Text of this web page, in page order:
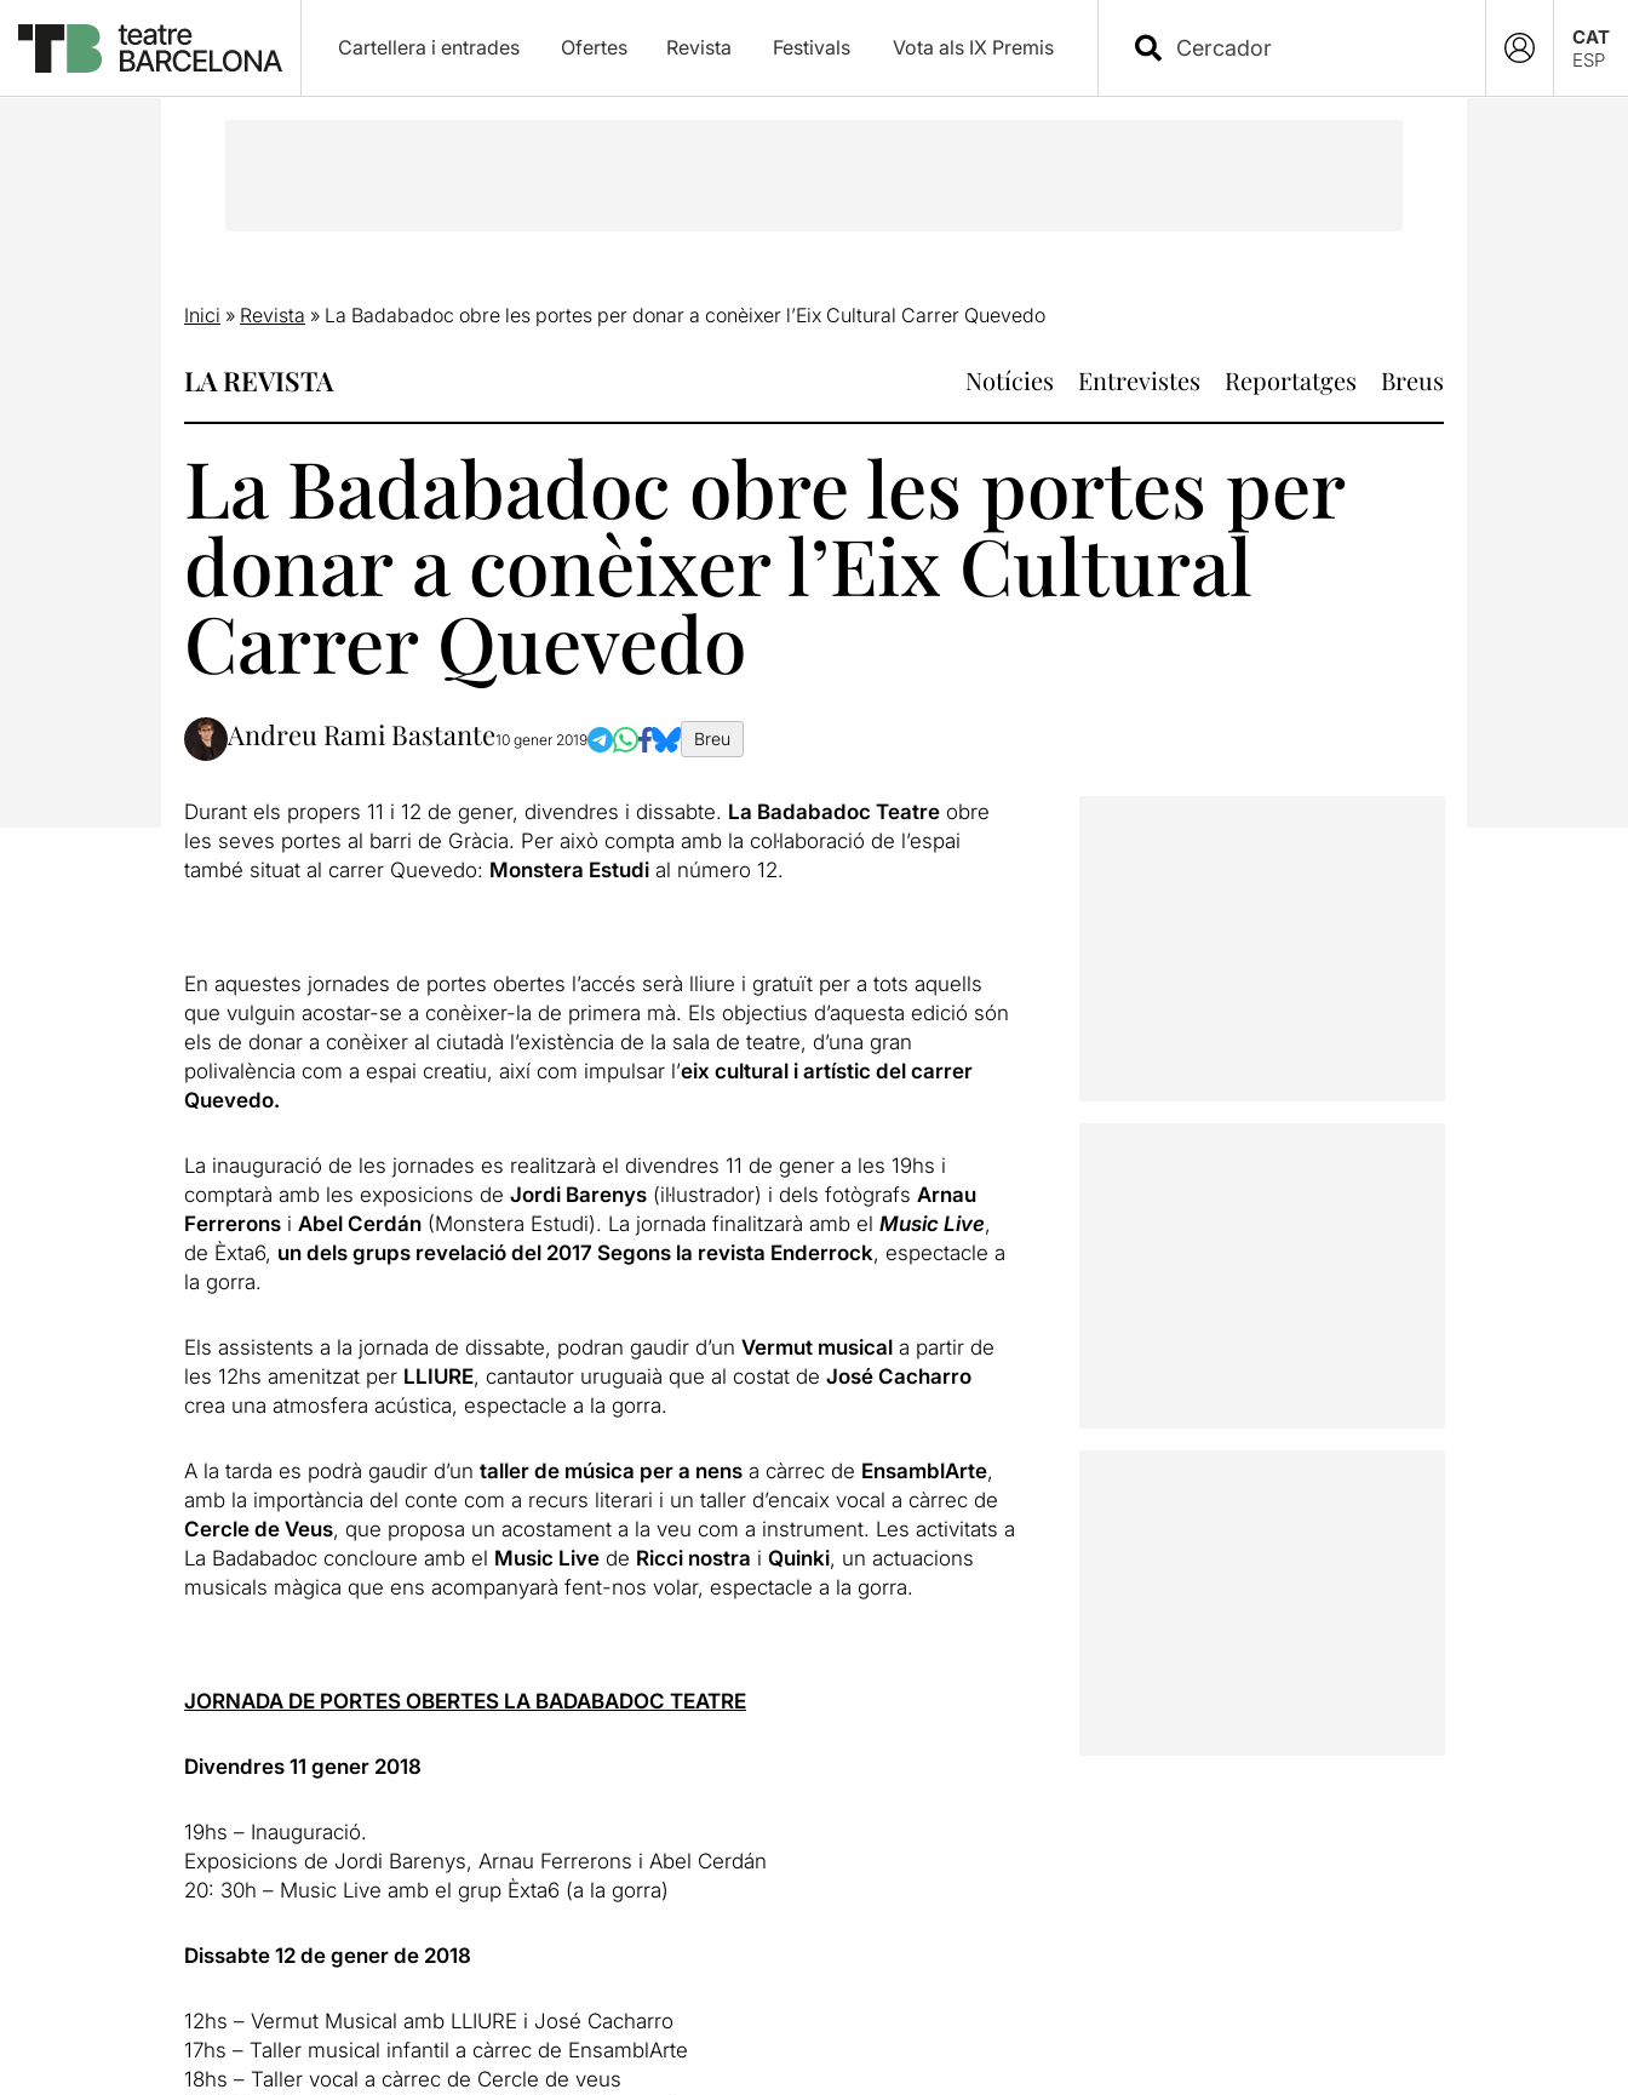
Cartellera i entrades Ofertes Revista Festivals Vota als IX Premis
CAT
ESP
Inici » Revista » La Badabadoc obre les portes per donar a conèixer l’Eix Cultural Carrer Quevedo
LA REVISTA Notícies Entrevistes Reportatges Breus
La Badabadoc obre les portes per
donar a conèixer l’Eix Cultural
Carrer Quevedo
Andreu Rami Bastante10 gener 2019 Breu
Durant els propers 11 i 12 de gener, divendres i dissabte. La Badabadoc Teatreobre
les seves portes al barri de Gràcia. Per això compta amb la col·laboració de l’espai
també situat al carrer Quevedo: Monstera Estudial número 12.
En aquestes jornades de portes obertes l’accés serà lliure i gratuït per a tots aquells
que vulguin acostar-se a conèixer-la de primera mà. Els objectius d’aquesta edició són
els de donar a conèixer al ciutadà l’existència de la sala de teatre, d’una gran
polivalència com a espai creatiu, així com impulsar l’eix cultural i artístic del carrer
Quevedo.
La inauguració de les jornades es realitzarà el divendres 11 de gener a les 19hs i
comptarà amb les exposicions de Jordi Barenys(il·lustrador) i dels fotògrafs Arnau
Ferreronsi Abel Cerdán(Monstera Estudi). La jornada finalitzarà amb el Music Live,
de Èxta6, un dels grups revelació del 2017 Segons la revista Enderrock, espectacle a
la gorra.
Els assistents a la jornada de dissabte, podran gaudir d’un Vermut musicala partir de
les 12hs amenitzat per LLIURE, cantautor uruguaià que al costat de José Cacharro
crea una atmosfera acústica, espectacle a la gorra.
A la tarda es podrà gaudir d’un taller de música per a nensa càrrec de EnsamblArte,
amb la importància del conte com a recurs literari i un taller d’encaix vocal a càrrec de
Cercle de Veus, que proposa un acostament a la veu com a instrument. Les activitats a
La Badabadoc concloure amb el Music Livede Ricci nostra i Quinki, un actuacions
musicals màgica que ens acompanyarà fent-nos volar, espectacle a la gorra.
JORNADA DE PORTES OBERTES LA BADABADOC TEATRE
Divendres 11 gener 2018
19hs – Inauguració.
Exposicions de Jordi Barenys, Arnau Ferrerons i Abel Cerdán
20: 30h – Music Live amb el grup Èxta6 (a la gorra)
Dissabte 12 de gener de 2018
12hs – Vermut Musical amb LLIURE i José Cacharro
17hs – Taller musical infantil a càrrec de EnsamblArte
18hs – Taller vocal a càrrec de Cercle de veus